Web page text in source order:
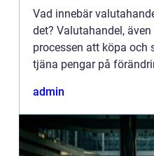
Vad innebär
det? Valutahandel,
processen att köpa
tjäna pengar på
valutapar ...
admin